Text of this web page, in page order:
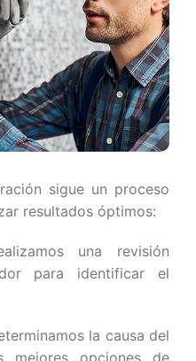
sigue un proceso
resultados óptimos:
una revisión
para identificar el
la causa del